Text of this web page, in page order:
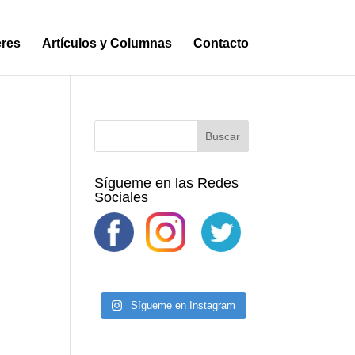
Artículos y Columnas Contacto
Sígueme en las Redes
Sociales
Sígueme en Instagram